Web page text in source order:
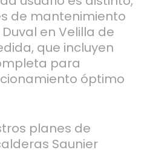
de mantenimiento
en Velilla de
que incluyen
para
óptimo
planes de
Saunier